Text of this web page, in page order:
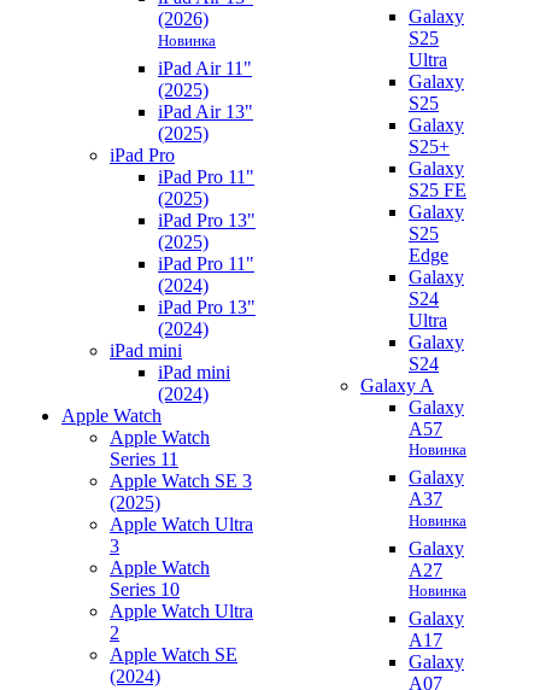
(2026)
Новинка
iPad Air 11"
(2025)
iPad Air 13"
(2025)
iPad Pro
iPad Pro 11"
(2025)
iPad Pro 13"
(2025)
iPad Pro 11"
(2024)
iPad Pro 13"
(2024)
iPad mini
iPad mini
(2024)
Apple Watch
Apple Watch
Series 11
Apple Watch SE 3
(2025)
Apple Watch Ultra
3
Apple Watch
Series 10
Apple Watch Ultra
2
Apple Watch SE
(2024)
Galaxy
S25
Ultra
Galaxy
S25
Galaxy
S25+
Galaxy
S25 FE
Galaxy
S25
Edge
Galaxy
S24
Ultra
Galaxy
S24
Galaxy A
Galaxy
A57
Новинка
Galaxy
A37
Новинка
Galaxy
A27
Новинка
Galaxy
A17
Galaxy
A07